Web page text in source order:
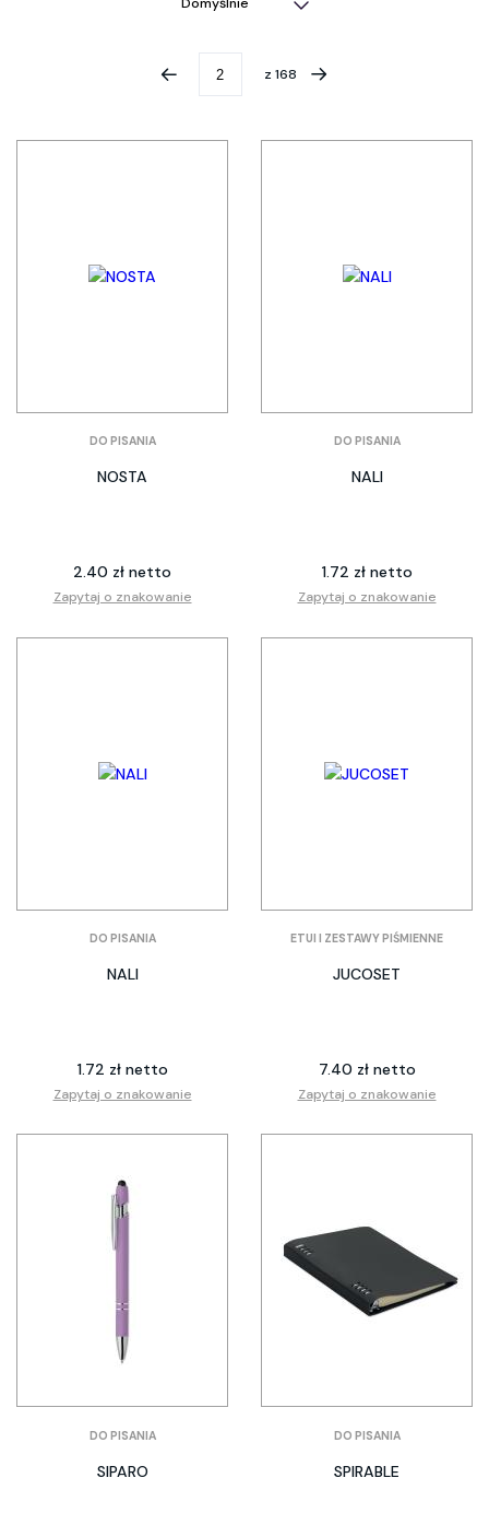
z 168
DO PISANIA
NOSTA
2.40 zł netto
Zapytaj o znakowanie
DO PISANIA
NALI
1.72 zł netto
Zapytaj o znakowanie
DO PISANIA
NALI
1.72 zł netto
Zapytaj o znakowanie
ETUI I ZESTAWY PIŚMIENNE
JUCOSET
7.40 zł netto
Zapytaj o znakowanie
DO PISANIA
SIPARO
DO PISANIA
SPIRABLE